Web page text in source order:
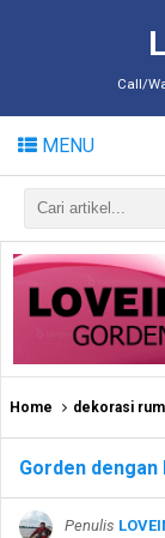
Call/
MENU
Home dekorasi
Gorden
Penulis